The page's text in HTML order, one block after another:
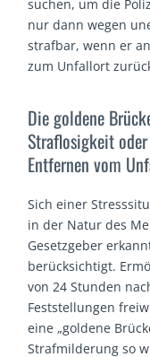
suchen, um die
nur dann wegen
strafbar, wenn er
zum Unfallort
Die goldene
Straflosigkeit
Entfernen vom
Sich einer
in der Natur des
Gesetzgeber
berücksichtigt.
von 24 Stunden
Feststellungen
eine „goldene
Strafmilderung so